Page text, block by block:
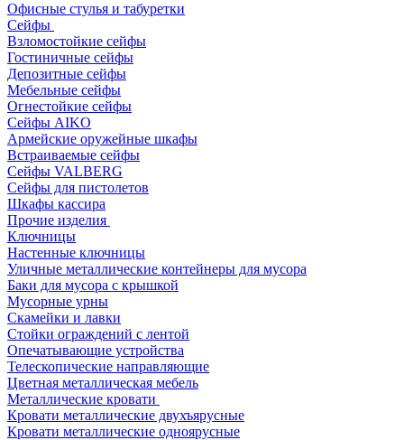
Офисные стулья и табуретки
Сейфы
Взломостойкие сейфы
Гостиничные сейфы
Депозитные сейфы
Мебельные сейфы
Огнестойкие сейфы
Сейфы AIKO
Армейские оружейные шкафы
Встраиваемые сейфы
Сейфы VALBERG
Сейфы для пистолетов
Шкафы кассира
Прочие изделия
Ключницы
Настенные ключницы
Уличные металлические контейнеры для мусора
Баки для мусора с крышкой
Мусорные урны
Скамейки и лавки
Стойки ограждений с лентой
Опечатывающие устройства
Телескопические направляющие
Цветная металлическая мебель
Металлические кровати
Кровати металлические двухъярусные
Кровати металлические одноярусные